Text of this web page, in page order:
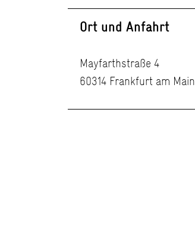
Ort und Anfahrt
Mayfarthstraße 4
60314 Frankfurt am Main